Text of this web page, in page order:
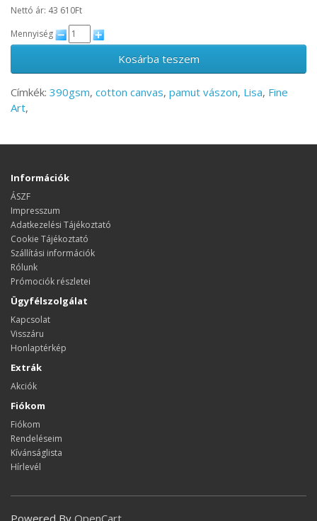
Nettó ár: 43 610Ft
Mennyiség
Kosárba teszem
Címkék: 390gsm, cotton canvas, pamut vászon, Lisa, Fine
Art,
Információk
ÁSZF
Impresszum
Adatkezelési Tájékoztató
Cookie Tájékoztató
Szállítási információk
Rólunk
Prómociók részletei
Ügyfélszolgálat
Kapcsolat
Visszáru
Honlaptérkép
Extrák
Akciók
Fiókom
Fiókom
Rendeléseim
Kívánságlista
Hírlevél
Powered By OpenCart